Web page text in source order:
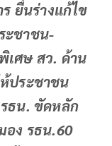
ยื่นร่างแก้ไข
ะชาชน-
เศษ สว. ด้าน
ประชาชน
รธน. ขัดหลัก
อง รธน.60